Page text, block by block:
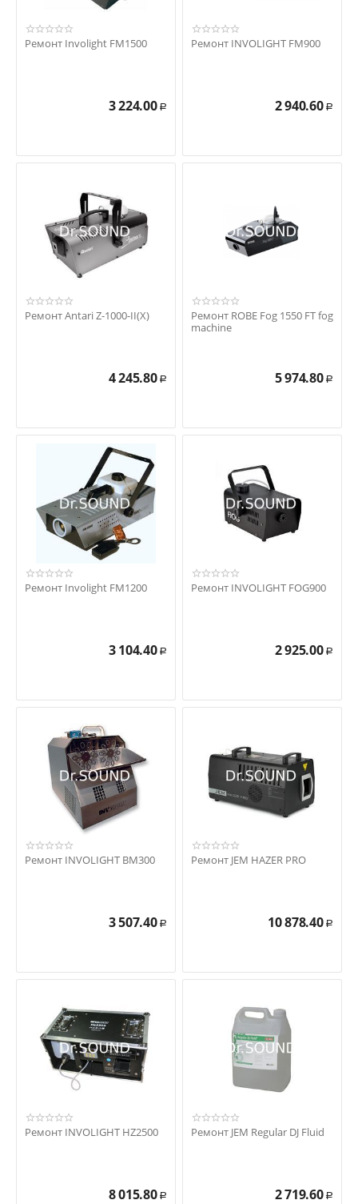
Ремонт Involight FM1500
3 224.00 Р
Ремонт INVOLIGHT FM900
2 940.60 Р
Ремонт Antari Z-1000-II(X)
4 245.80 Р
Ремонт ROBE Fog 1550 FT fog
machine
5 974.80 Р
Ремонт Involight FM1200
3 104.40 Р
Ремонт INVOLIGHT FOG900
2 925.00 Р
Ремонт INVOLIGHT BM300
3 507.40 Р
Ремонт JEM HAZER PRO
10 878.40 Р
Ремонт INVOLIGHT HZ2500
8 015.80 Р
Ремонт JEM Regular DJ Fluid
2 719.60 Р